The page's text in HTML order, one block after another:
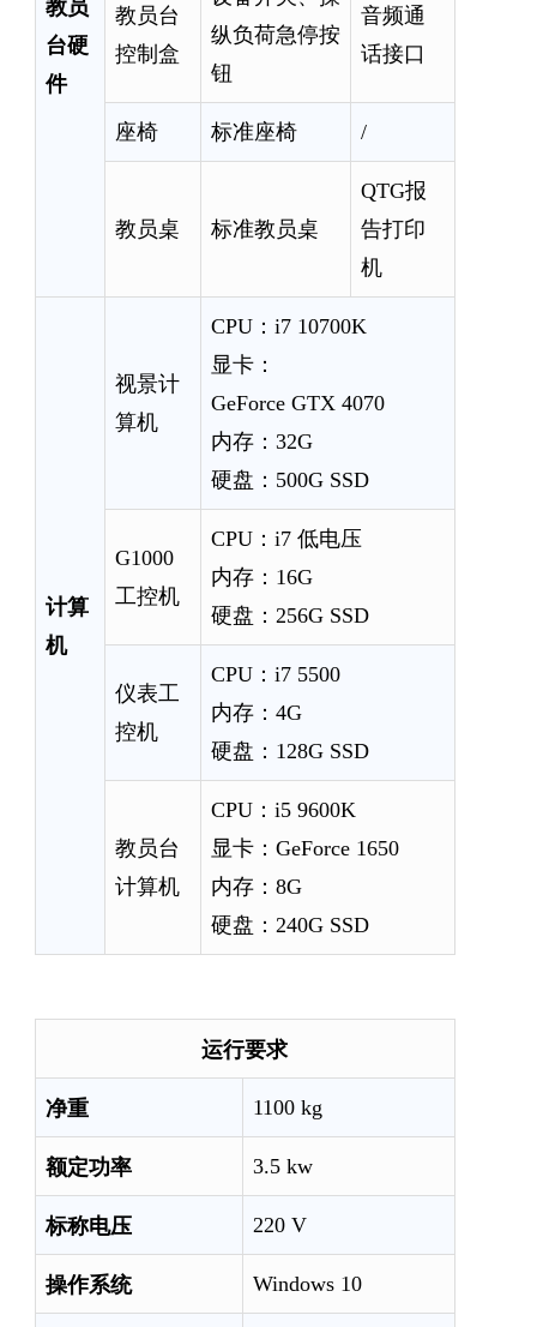
教员
台硬
件
教员台
控制盒
纵负荷急停按
钮
音频通
话接口
座椅 标准座椅 /
教员桌 标准教员桌
QTG报
告打印
机
计算
机
视景计
算机
CPU：i7 10700K
显卡：
GeForce GTX 4070
内存：32G
硬盘：500G SSD
G1000
工控机
CPU：i7 低电压
内存：16G
硬盘：256G SSD
仪表工
控机
CPU：i7 5500
内存：4G
硬盘：128G SSD
教员台
计算机
CPU：i5 9600K
显卡：GeForce 1650
内存：8G
硬盘：240G SSD
运行要求
净重 1100 kg
额定功率 3.5 kw
标称电压 220 V
操作系统 Windows 10